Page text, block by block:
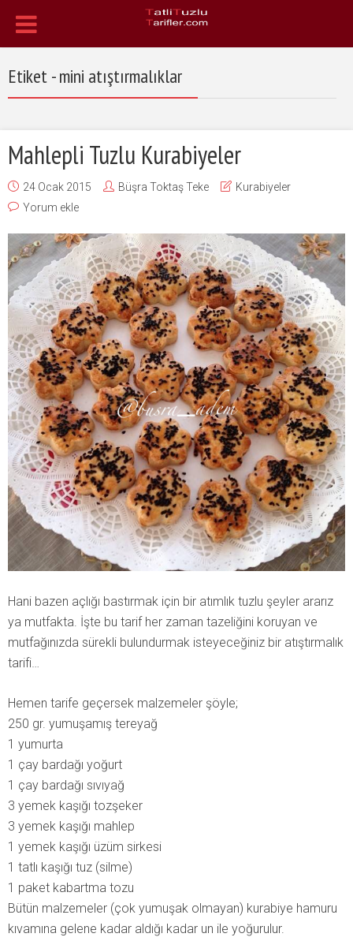
Etiket - mini atıştırmalıklar
Mahlepli Tuzlu Kurabiyeler
24 Ocak 2015 Büşra Toktaş Teke
Kurabiyeler
Yorum ekle
Hani bazen açlığı bastırmak için bir atımlık tuzlu şeyler ararız
ya mutfakta. İşte bu tarif her zaman tazeliğini koruyan ve
mutfağınızda sürekli bulundurmak isteyeceğiniz bir atıştırmalık
tarifi…
Hemen tarife geçersek malzemeler şöyle;
250 gr. yumuşamış tereyağ
1 yumurta
1 çay bardağı yoğurt
1 çay bardağı sıvıyağ
3 yemek kaşığı tozşeker
3 yemek kaşığı mahlep
1 yemek kaşığı üzüm sirkesi
1 tatlı kaşığı tuz (silme)
1 paket kabartma tozu
Bütün malzemeler (çok yumuşak olmayan) kurabiye hamuru
kıvamına gelene kadar aldığı kadar un ile yoğurulur.